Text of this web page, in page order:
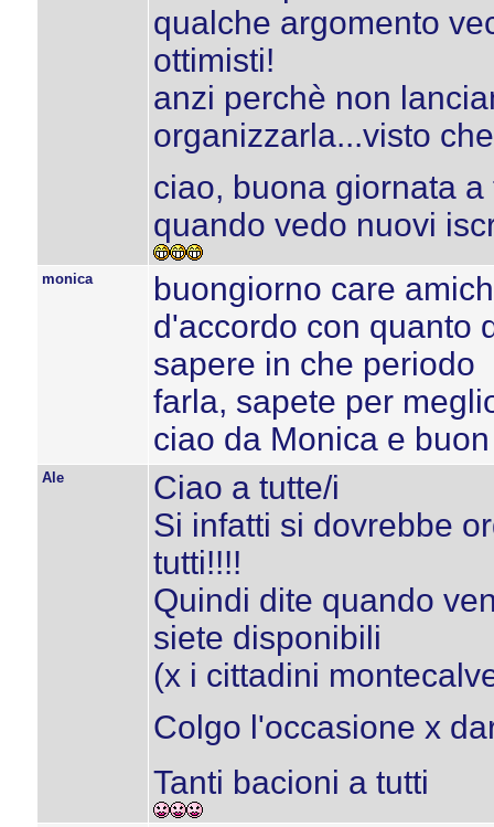
qualche argomento
ottimisti!
anzi perchè non
organizzarla...visto
ciao, buona giornata
quando vedo nuovi
monica
buongiorno care
d'accordo con quanto
sapere in che periodo
farla, sapete per
ciao da Monica e
Ale
Ciao a tutte/i
Si infatti si dovrebbe
tutti!!!!
Quindi dite quando
siete disponibili
(x i cittadini
Colgo l'occasione x
Tanti bacioni a tutti